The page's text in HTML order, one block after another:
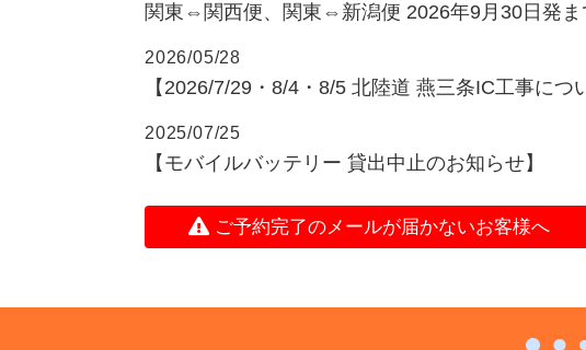
関東⇔関西便、関東⇔新潟便 2026年9月30日発ま
2026/05/28
【2026/7/29・8/4・8/5 北陸道 燕三条IC工事につ
2025/07/25
【モバイルバッテリー 貸出中止のお知らせ】
ご予約完了のメールが届かないお客様へ